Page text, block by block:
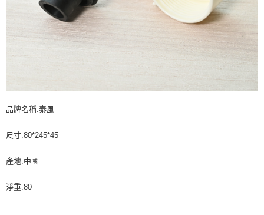
品牌名稱:泰風
尺寸:80*245*45
產地:中國
淨重:80